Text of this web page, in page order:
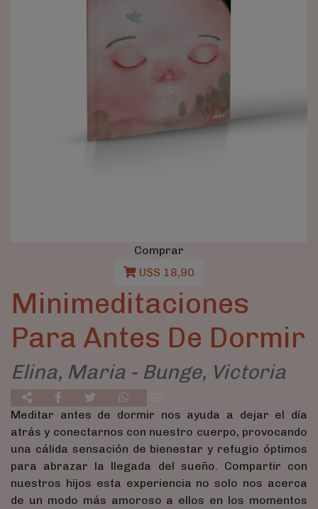
Comprar
U$S 18,90
Minimeditaciones
Para Antes De Dormir
Elina, Maria - Bunge, Victoria
Meditar antes de dormir nos ayuda a dejar el día
atrás y conectarnos con nuestro cuerpo, provocando
una cálida sensación de bienestar y refugio óptimos
para abrazar la llegada del sueño. Compartir con
nuestros hijos esta experiencia no solo nos acerca
de un modo más amoroso a ellos en los momentos